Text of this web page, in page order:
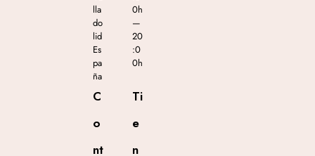
lla
do
lid
Es
pa
ña
C
o
nt
0h
—
20
:0
0h
Ti
e
n